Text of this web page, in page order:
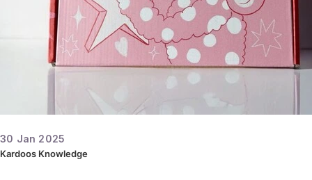
30 Jan 2025
Kardoos Knowledge